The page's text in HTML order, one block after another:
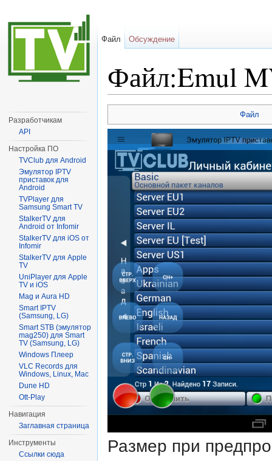
Файл:Emul
Файл
Размер при
Файл Обсуждение
Разработчикам
API
Настройка ПО
TVClub для Android
Эмулятор IPTV
приставок для
Android
TVPlayer для
Samsung Smart TV
StalkerTV для
Android от Infomir
StalkerTV для iOS от
Infomir
StalkerTV для Apple
TV
UniPlayer для Apple
TV и iOS
Mag и Aura HD
Smart IPTV
(Samsung, LG)
Smart STB (эмулятор
mag250) для Smart
TV (Samsung, LG)
Windows Плеер
VLC Records для
Windows, Linux, Mac
Dune HD
Ott-Play
Навигация
Заглавная страница
Инструменты
Ссылки сюда